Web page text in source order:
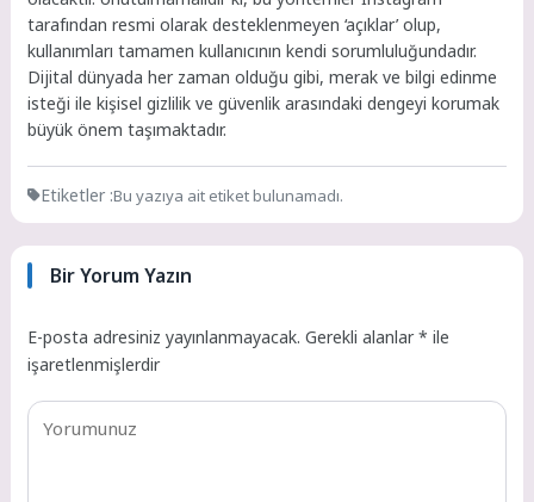
tarafından resmi olarak desteklenmeyen ‘açıklar’ olup,
kullanımları tamamen kullanıcının kendi sorumluluğundadır.
Dijital dünyada her zaman olduğu gibi, merak ve bilgi edinme
isteği ile kişisel gizlilik ve güvenlik arasındaki dengeyi korumak
büyük önem taşımaktadır.
Etiketler :Bu yazıya ait etiket bulunamadı.
Bir Yorum Yazın
E-posta adresiniz yayınlanmayacak. Gerekli alanlar* ile
işaretlenmişlerdir